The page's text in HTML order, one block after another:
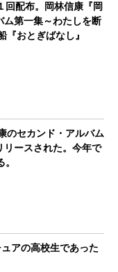
回配布。岡林信康『岡
ム第一集～わたしを断
『おとぎばなし』
のセカンド・アルバム
リースされた。今年で
アの高校生であった